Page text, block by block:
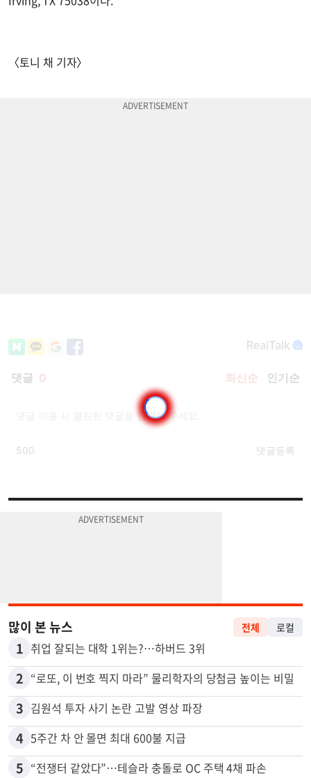
〈토니 채 기자〉
많이 본 뉴스 전체 로컬
1 취업 잘되는 대학 1위는?…하버드 3위
2 “로또, 이 번호 찍지 마라” 물리학자의 당첨금 높이는 비밀
3 김원석 투자 사기 논란 고발 영상 파장
4 5주간 차 안 몰면 최대 600불 지급
5 “전쟁터 같았다”…테슬라 충돌로 OC 주택 4채 파손